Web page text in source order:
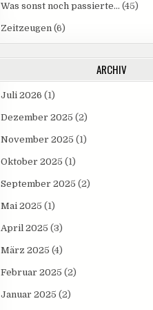
Was sonst noch passierte… (45)
Zeitzeugen(6)
ARCHIV
Juli 2026 (1)
Dezember 2025 (2)
November 2025 (1)
Oktober 2025 (1)
September 2025 (2)
Mai 2025 (1)
April 2025 (3)
März 2025 (4)
Februar 2025 (2)
Januar 2025 (2)